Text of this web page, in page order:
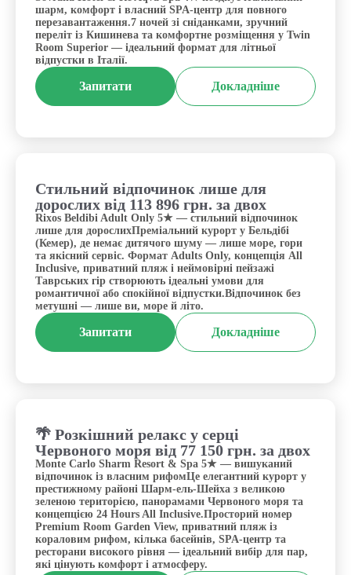
шарм, комфорт і власний SPA-центр для повного
перезавантаження.7 ночей зі сніданками, зручний
переліт із Кишинева та комфортне розміщення у Twin
Room Superior — ідеальний формат для літньої
відпустки в Італії.
Запитати Докладніше
Туреччина, Кемер
Стильний відпочинок лише для
дорослих від 113 896 грн. за двох
Rixos Beldibi Adult Only 5★ — стильний відпочинок
лише для дорослихПреміальний курорт у Бельдібі
(Кемер), де немає дитячого шуму — лише море, гори
та якісний сервіс. Формат Adults Only, концепція All
Inclusive, приватний пляж і неймовірні пейзажі
Таврських гір створюють ідеальні умови для
романтичної або спокійної відпустки.Відпочинок без
метушні — лише ви, море й літо.
Запитати Докладніше
Єгипет, Шарм-ель-Шейх
🌴 Розкішний релакс у серці
Червоного моря від 77 150 грн. за двох
Monte Carlo Sharm Resort & Spa 5★ — вишуканий
відпочинок із власним рифомЦе елегантний курорт у
престижному районі Шарм-ель-Шейха з великою
зеленою територією, панорамами Червоного моря та
концепцією 24 Hours All Inclusive.Просторий номер
Premium Room Garden View, приватний пляж із
кораловим рифом, кілька басейнів, SPA-центр та
ресторани високого рівня — ідеальний вибір для пар,
які цінують комфорт і атмосферу.